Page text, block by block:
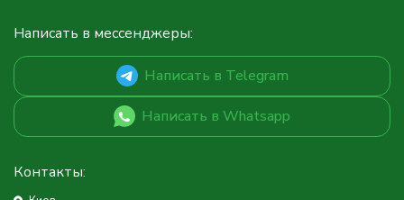
Написать в мессенджеры:
Написать в Telegram
Написать в Whatsapp
Контакты: